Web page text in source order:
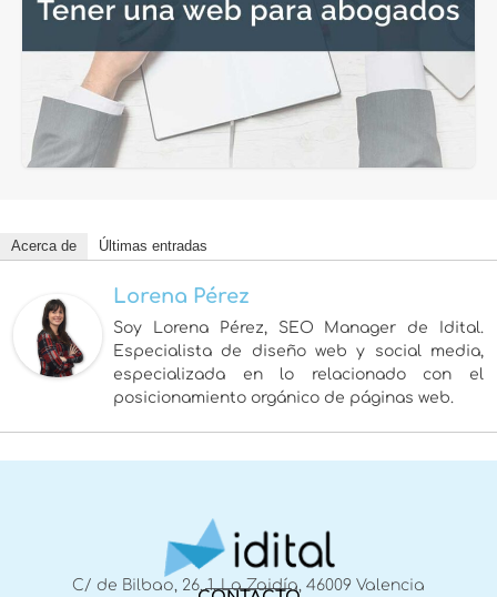
Acerca de Últimas entradas
Lorena Pérez
Soy Lorena Pérez, SEO Manager de Idital.
Especialista de diseño web y social media,
especializada en lo relacionado con el
posicionamiento orgánico de páginas web.
C/ de Bilbao, 26, 1, La Zaidía, 46009 Valencia